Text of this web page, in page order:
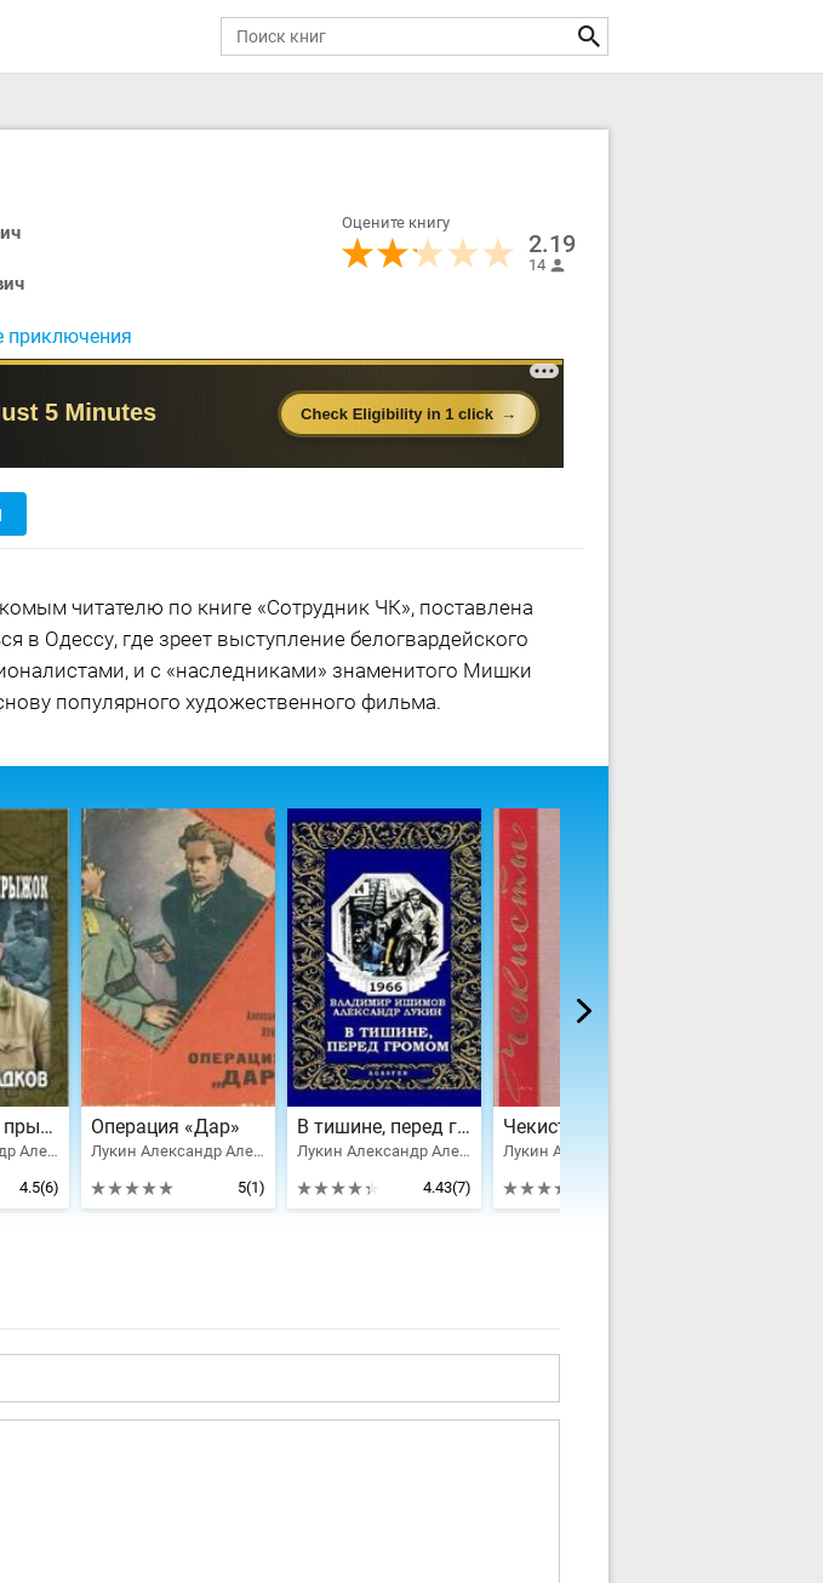
Оцените книгу
2.19
14
приключения
читателю по книге «Сотрудник ЧК», поставлена
в Одессу, где зреет выступление белогвардейского
и с «наследниками» знаменитого Мишки
популярного художественного фильма.
Прерванный прыжок
Лукин Александр Александрович, Гладков Теодор Кириллович
4.5(6)
Операция «Дар»
Лукин Александр Александрович
5(1)
В тишине, перед громом
Лукин Александр Александрович, Ишимов Владимир Николаевич
4.43(7)
Чекисты. Книга 1